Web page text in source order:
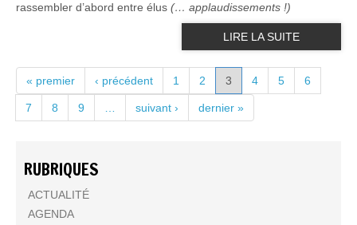
rassembler d’abord entre élus (… applaudissements !)
LIRE LA SUITE
PAGES
« premier ‹ précédent 1 2 3 4 5 6
7 8 9 suivant › dernier »
RUBRIQUES
ACTUALITÉ
AGENDA